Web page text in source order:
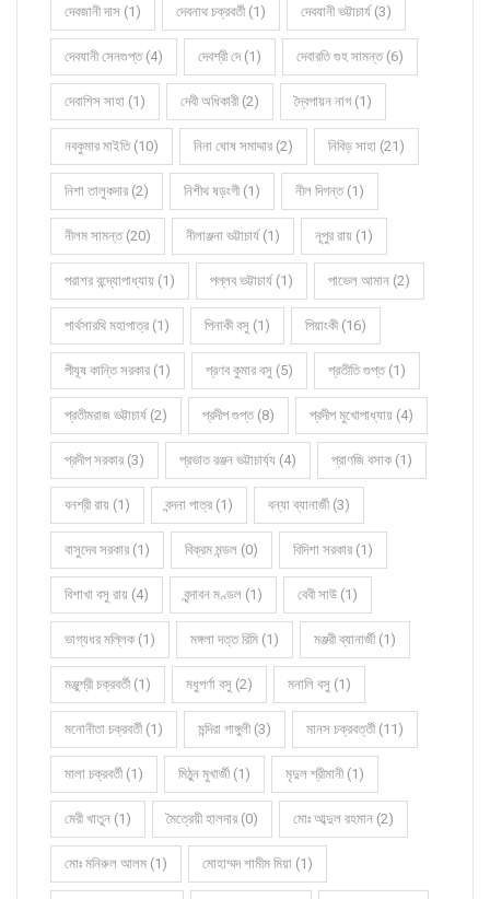
দেবজানী দাস (1) দেবনাথ চক্রবর্তী (1) দেবযানী ভট্টাচার্য (3)
দেবযানী সেনগুপ্ত (4) দেবশ্রী দে (1) দেবারতি গুহ সামন্ত (6)
দেবাশিস সাহা (1) দেবী অধিকারী (2) দ্বৈপায়ন নাগ (1)
নবকুমার মাইতি (10) নিনা ঘোষ সমাদ্দার (2) নিবিড় সাহা (21)
নিশা তালুকদার (2) নিশীথ ষড়ংগী (1) নীল দিগন্ত (1)
নীলম সামন্ত (20) নীলাঞ্জনা ভট্টাচার্য (1) নূপুর রায় (1)
পরাশর বন্দ্যোপাধ্যায় (1) পল্লব ভট্টাচার্য (1) পাভেল আমান (2)
পার্থসারথি মহাপাত্র (1) পিনাকী বসু (1) পিয়াংকী (16)
পীযূষ কান্তি সরকার (1) প্রণব কুমার বসু (5) প্রতীতি গুপ্ত (1)
প্রতীমরাজ ভট্টাচার্য (2) প্রদীপ গুপ্ত (8) প্রদীপ মুখোপাধ্যায় (4)
প্রদীপ সরকার (3) প্রভাত রঞ্জন ভট্টাচার্য্য (4) প্রাণজি বসাক (1)
বনশ্রী রায় (1) বন্দনা পাত্র (1) বন্যা ব্যানার্জী (3)
বাসুদেব সরকার (1) বিক্রম মন্ডল (0) বিদিশা সরকার (1)
বিশাখা বসু রায় (4) বৃন্দাবন মণ্ডল (1) বেবী সাউ (1)
ভাগ্যধর মল্লিক (1) মঙ্গলা দত্ত রিমি (1) মঞ্জরী ব্যানার্জী (1)
মঞ্জুশ্রী চক্রবর্তী (1) মধুপর্ণা বসু (2) মনালি বসু (1)
মনোনীতা চক্রবর্তী (1) মন্দিরা গাঙ্গুলী (3) মানস চক্রবর্ত্তী (11)
মালা চক্রবর্তী (1) মিঠুন মুখার্জী (1) মৃদুল শ্রীমানী (1)
মেরী খাতুন (1) মৈত্রেয়ী হালদার (0) মোঃ আব্দুল রহমান (2)
মোঃ মনিরুল আলম (1) মোহাম্মদ শামীম মিয়া (1)